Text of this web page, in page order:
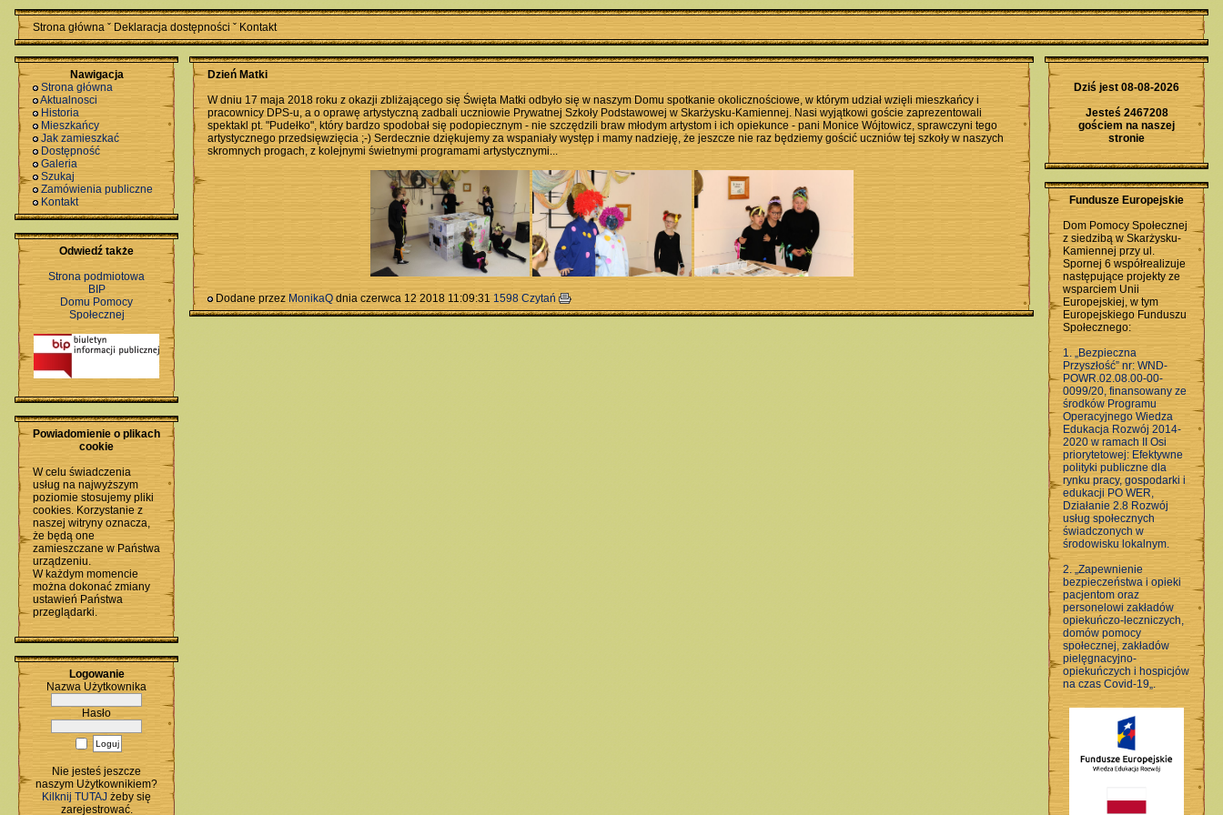
Strona główna ˇ Deklaracja dostępności ˇ Kontakt
Nawigacja
Strona główna
Aktualnosci
Historia
Mieszkańcy
Jak zamieszkać
Dostępność
Galeria
Szukaj
Zamówienia publiczne
Kontakt
Odwiedź także
Strona podmiotowa
BIP
Domu Pomocy
Społecznej
Powiadomienie o plikach
cookie
W celu świadczenia
usług na najwyższym
poziomie stosujemy pliki
cookies. Korzystanie z
naszej witryny oznacza,
że będą one
zamieszczane w Państwa
urządzeniu.
W każdym momencie
można dokonać zmiany
ustawień Państwa
przeglądarki.
Logowanie
Nazwa Użytkownika
Hasło
Nie jesteś jeszcze
naszym Użytkownikiem?
Kilknij TUTAJ żeby się
zarejestrować.
Dzień Matki
W dniu 17 maja 2018 roku z okazji zbliżającego się Święta Matki odbyło się w naszym Domu spotkanie okolicznościowe, w którym udział wzięli mieszkańcy i
pracownicy DPS-u, a o oprawę artystyczną zadbali uczniowie Prywatnej Szkoły Podstawowej w Skarżysku-Kamiennej. Nasi wyjątkowi goście zaprezentowali
spektakl pt. "Pudełko", który bardzo spodobał się podopiecznym - nie szczędzili braw młodym artystom i ich opiekunce - pani Monice Wójtowicz, sprawczyni tego
artystycznego przedsięwzięcia ;-) Serdecznie dziękujemy za wspaniały występ i mamy nadzieję, że jeszcze nie raz będziemy gościć uczniów tej szkoły w naszych
skromnych progach, z kolejnymi świetnymi programami artystycznymi...
Dodane przez MonikaQ dnia czerwca 12 2018 11:09:31 1598 Czytań
Dziś jest 08-08-2026
Jesteś 2467208
gościem na naszej
stronie
Fundusze Europejskie
Dom Pomocy Społecznej
z siedzibą w Skarżysku-
Kamiennej przy ul.
Spornej 6 współrealizuje
następujące projekty ze
wsparciem Unii
Europejskiej, w tym
Europejskiego Funduszu
Społecznego:
1. „Bezpieczna
Przyszłość” nr: WND-
POWR.02.08.00-00-
0099/20, finansowany ze
środków Programu
Operacyjnego Wiedza
Edukacja Rozwój 2014-
2020 w ramach II Osi
priorytetowej: Efektywne
polityki publiczne dla
rynku pracy, gospodarki i
edukacji PO WER,
Działanie 2.8 Rozwój
usług społecznych
świadczonych w
środowisku lokalnym.
2. „Zapewnienie
bezpieczeństwa i opieki
pacjentom oraz
personelowi zakładów
opiekuńczo-leczniczych,
domów pomocy
społecznej, zakładów
pielęgnacyjno-
opiekuńczych i hospicjów
na czas Covid-19„.